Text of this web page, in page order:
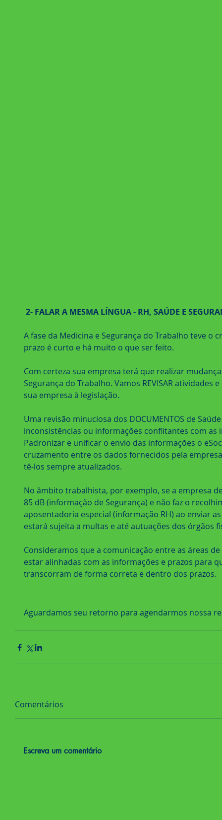
2- FALAR A MESMA LÍNGUA - RH, SAÚDE E
A fase da Medicina e Segurança do Trabalho teve
prazo é curto e há muito o que ser feito.
Com certeza sua empresa terá que realizar
Segurança do Trabalho. Vamos REVISAR
sua empresa à legislação.
Uma revisão minuciosa dos DOCUMENTOS de
inconsistências ou informações conflitantes com
Padronizar e unificar o envio das informações o
cruzamento entre os dados fornecidos pela
tê-los sempre atualizados.
No âmbito trabalhista, por exemplo, se a empresa
85 dB (informação de Segurança) e não faz o
aposentadoria especial (informação RH) ao enviar
estará sujeita a multas e até autuações dos órgãos
Consideramos que a comunicação entre as áreas
estar alinhadas com as informações e prazos para
transcorram de forma correta e dentro dos prazos.
Aguardamos seu retorno para agendarmos nossa
Comentários
Escreva um comentário